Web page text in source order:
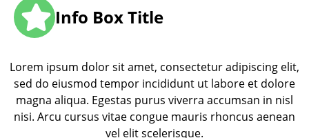
Info Box Title
Lorem ipsum dolor sit amet, consectetur adipiscing elit,
sed do eiusmod tempor incididunt ut labore et dolore
magna aliqua. Egestas purus viverra accumsan in nisl
nisi. Arcu cursus vitae congue mauris rhoncus aenean
vel elit scelerisque.